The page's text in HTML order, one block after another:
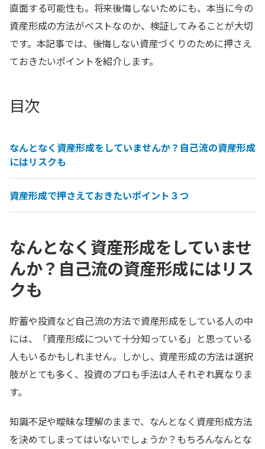
直面する可能性も。将来後悔しないためにも、本当に今の
資産形成の方法がベストなのか、検証してみることが大切
です。本記事では、後悔しない資産づくりのために押さえ
ておきたいポイントを紹介します。
目次
なんとなく資産形成をしていませんか？自己流の資産形成
にはリスクも
資産形成で押さえておきたいポイント３つ
なんとなく資産形成をしていませ
んか？自己流の資産形成にはリス
クも
貯蓄や投資など自己流の方法で資産形成をしている人の中
には、「資産形成について十分知っている」と思っている
人もいるかもしれません。しかし、資産形成の方法は選択
肢がとても多く、投資のプロも手法は人それぞれ異なりま
す。
知識不足や曖昧な理解のままで、なんとなく資産形成方法
を決めてしまってはいないでしょうか？もちろんなんとな